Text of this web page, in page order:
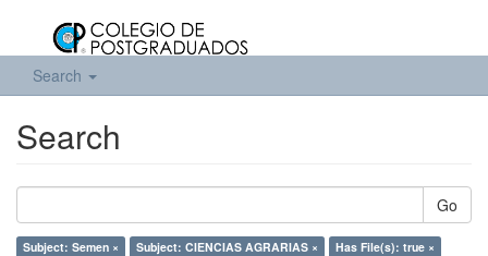
Search
Search
Go
Subject: Semen × Subject: CIENCIAS AGRARIAS ×
Has File(s): true ×